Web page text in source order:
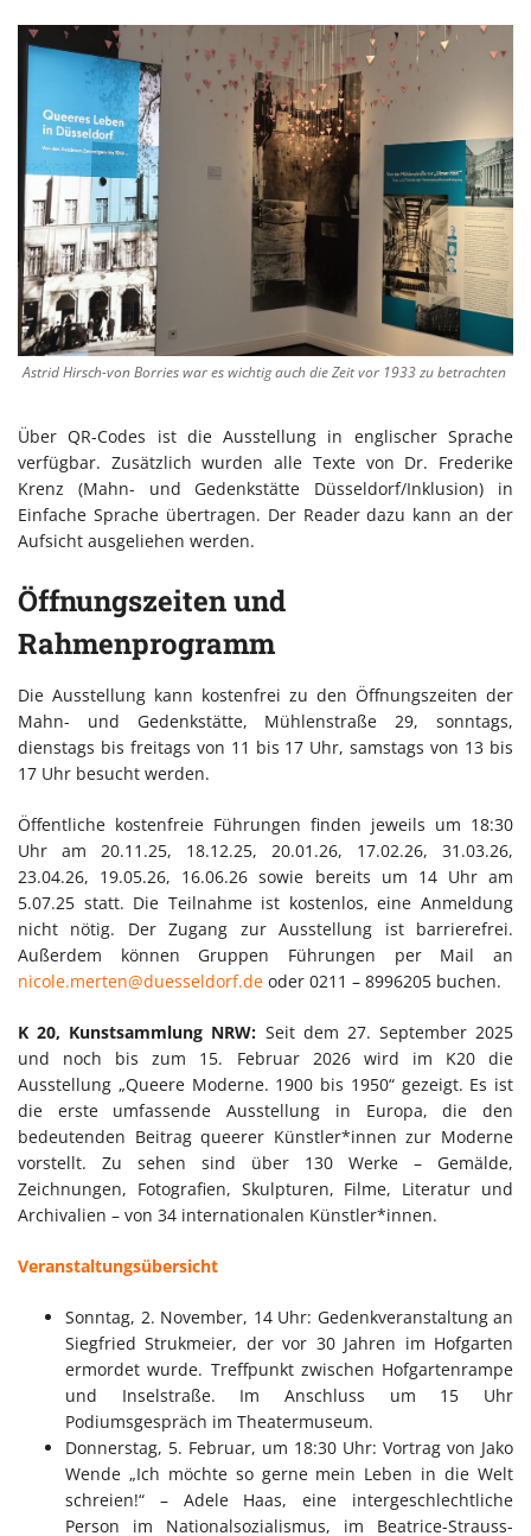
Astrid Hirsch-von Borries war es wichtig auch die Zeit vor 1933 zu betrachten
Über QR-Codes ist die Ausstellung in englischer Sprache
verfügbar. Zusätzlich wurden alle Texte von Dr. Frederike
Krenz (Mahn- und Gedenkstätte Düsseldorf/Inklusion) in
Einfache Sprache übertragen. Der Reader dazu kann an der
Aufsicht ausgeliehen werden.
Öffnungszeiten und
Rahmenprogramm
Die Ausstellung kann kostenfrei zu den Öffnungszeiten der
Mahn- und Gedenkstätte, Mühlenstraße 29, sonntags,
dienstags bis freitags von 11 bis 17 Uhr, samstags von 13 bis
17 Uhr besucht werden.
Öffentliche kostenfreie Führungen finden jeweils um 18:30
Uhr am 20.11.25, 18.12.25, 20.01.26, 17.02.26, 31.03.26,
23.04.26, 19.05.26, 16.06.26 sowie bereits um 14 Uhr am
5.07.25 statt. Die Teilnahme ist kostenlos, eine Anmeldung
nicht nötig. Der Zugang zur Ausstellung ist barrierefrei.
Außerdem können Gruppen Führungen per Mail an
nicole.merten@duesseldorf.de oder 0211 – 8996205 buchen.
K 20, Kunstsammlung NRW: Seit dem 27. September 2025
und noch bis zum 15. Februar 2026 wird im K20 die
Ausstellung „Queere Moderne. 1900 bis 1950“ gezeigt. Es ist
die erste umfassende Ausstellung in Europa, die den
bedeutenden Beitrag queerer Künstler*innen zur Moderne
vorstellt. Zu sehen sind über 130 Werke – Gemälde,
Zeichnungen, Fotografien, Skulpturen, Filme, Literatur und
Archivalien – von 34 internationalen Künstler*innen.
Veranstaltungsübersicht
Sonntag, 2. November, 14 Uhr: Gedenkveranstaltung an
Siegfried Strukmeier, der vor 30 Jahren im Hofgarten
ermordet wurde. Treffpunkt zwischen Hofgartenrampe
und Inselstraße. Im Anschluss um 15 Uhr
Podiumsgespräch im Theatermuseum.
Donnerstag, 5. Februar, um 18:30 Uhr: Vortrag von Jako
Wende „Ich möchte so gerne mein Leben in die Welt
schreien!“ – Adele Haas, eine intergeschlechtliche
Person im Nationalsozialismus, im Beatrice-Strauss-